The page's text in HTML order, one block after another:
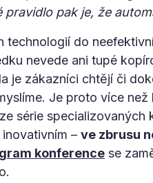
pravidlo pak je, že
technologií do
nevede ani tupé
je zákazníci chtějí či
Je proto více
série specializovaných
– ve zbrusu
konference se